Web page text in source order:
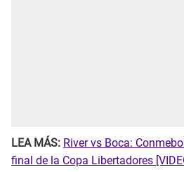
LEA MÁS: River vs Boca:
final de la Copa Libertadores